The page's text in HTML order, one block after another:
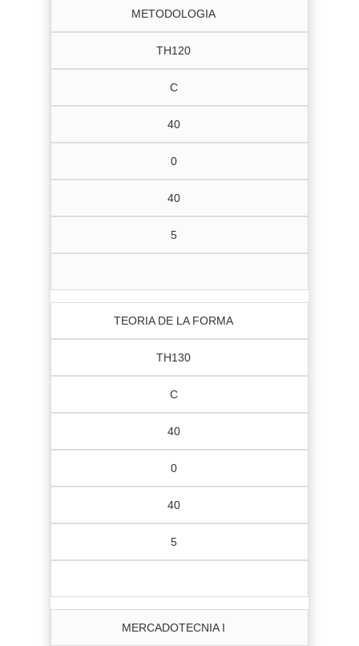
METODOLOGIA
TH120
C
40
0
40
5
TEORIA DE LA FORMA
TH130
C
40
0
40
5
MERCADOTECNIA I